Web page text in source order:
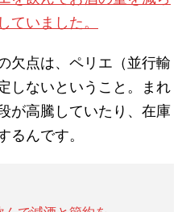
ていました。
欠点は、ペリエ（並行輸
しないということ。まれ
が高騰していたり、在庫
るんです。